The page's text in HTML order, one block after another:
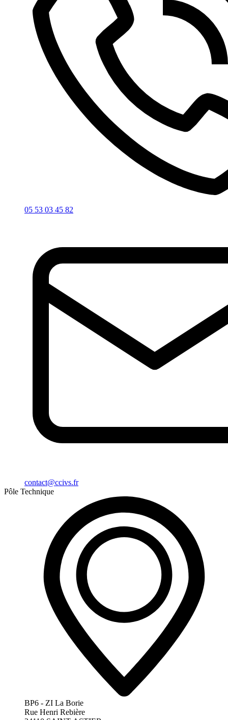
05 53 03 45 82
contact@ccivs.fr
Pôle Technique
BP6 - ZI La Borie
Rue Henri Rebière